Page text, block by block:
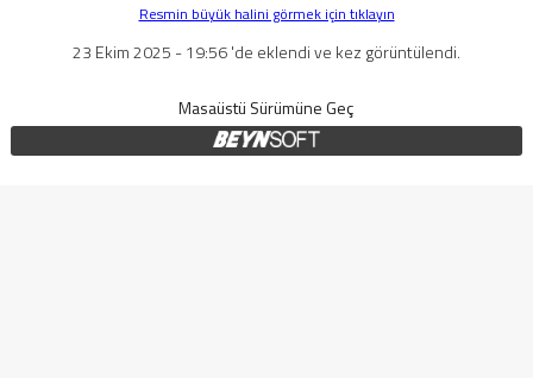
Resmin büyük halini görmek için tıklayın
23 Ekim 2025 - 19:56 'de eklendi ve kez görüntülendi.
Masaüstü Sürümüne Geç